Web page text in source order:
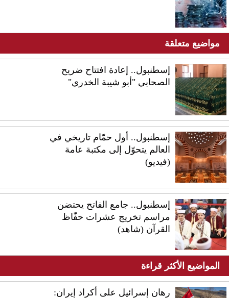
مواضيع متعلقة
إسطنبول.. إعادة افتتاح ضريح
الصحابي "أبو شيبة الخدري"
إسطنبول.. أول حمّام تاريخي في
العالم يتحوّل إلى مكتبة عامة
(فيديو)
إسطنبول.. جامع الفاتح يحتضن
مراسم تخريج عشرات حفّاظ
القرآن (شاهد)
المواضيع الأكثر قراءة
رهان إسرائيل على أكراد إيران: